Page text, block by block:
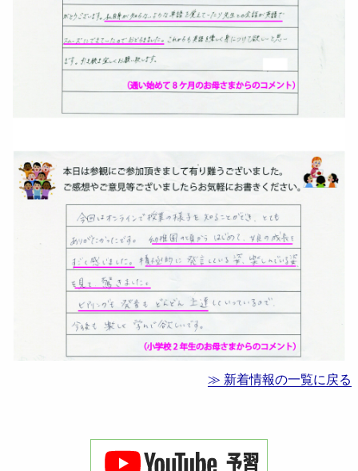
≫ 新着情報の一覧に戻る